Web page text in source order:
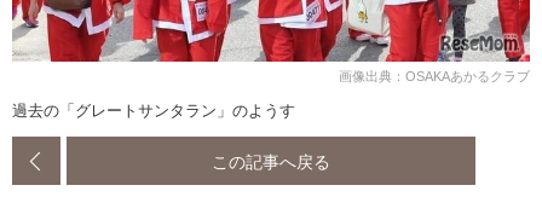
画像出典：OSAKAあかるクラブ
過去の「グレートサンタラン」のようす
この記事へ戻る